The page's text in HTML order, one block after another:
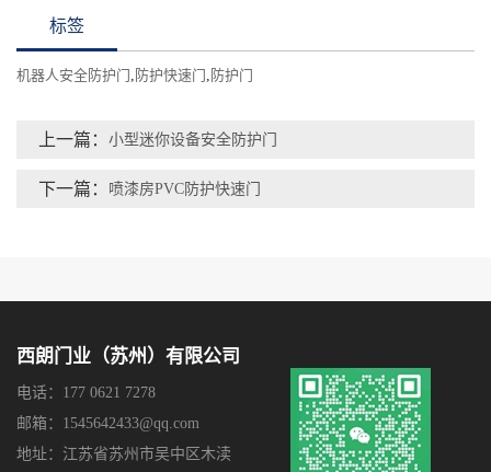
标签
机器人安全防护门 防护快速门 防护门
上一篇： 小型迷你设备安全防护门
下一篇： 喷漆房PVC防护快速门
西朗门业（苏州）有限公司
电话：177 0621 7278
邮箱：1545642433@qq.com
地址：江苏省苏州市吴中区木渎